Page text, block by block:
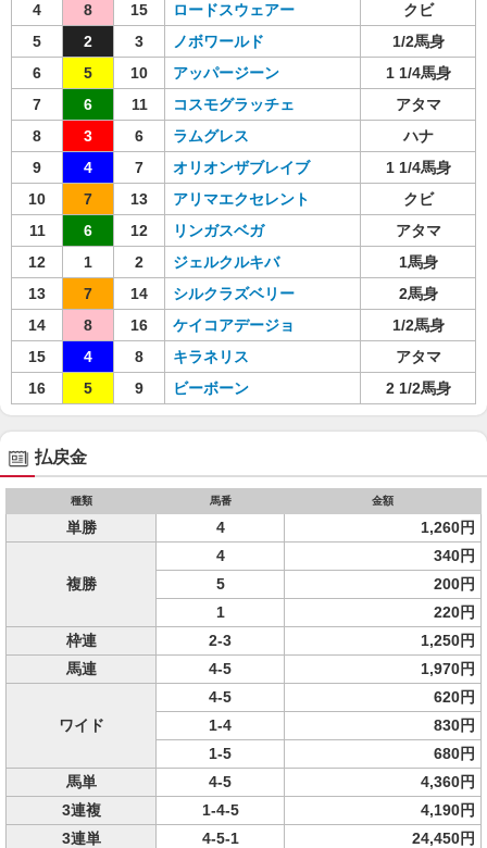
4
8 15 ロードスウェアー
クビ
5
2 3 ノボワールド
1/2馬身
6
5 10 アッパージーン
1 1/4馬身
7
6 11 コスモグラッチェ
アタマ
8
3 6 ラムグレス
ハナ
9
4 7 オリオンザブレイブ
1 1/4馬身
10
7 13 アリマエクセレント
クビ
11
6 12 リンガスベガ
アタマ
12
1 2 ジェルクルキバ
1馬身
13
7 14 シルクラズベリー
2馬身
14
8 16 ケイコアデージョ
1/2馬身
15
4 8 キラネリス
アタマ
16
5 9 ビーボーン 2 1/2馬身
払戻金
種類 馬番 金額
単勝 4 1,260円
複勝
4
340円
5
200円
1
220円
枠連
2-3
1,250円
馬連
4-5 1,970円
ワイド
4-5
620円
1-4
830円
1-5
680円
馬単
4-5
4,360円
3連複
1-4-5
4,190円
3連単
4-5-1 24,450円